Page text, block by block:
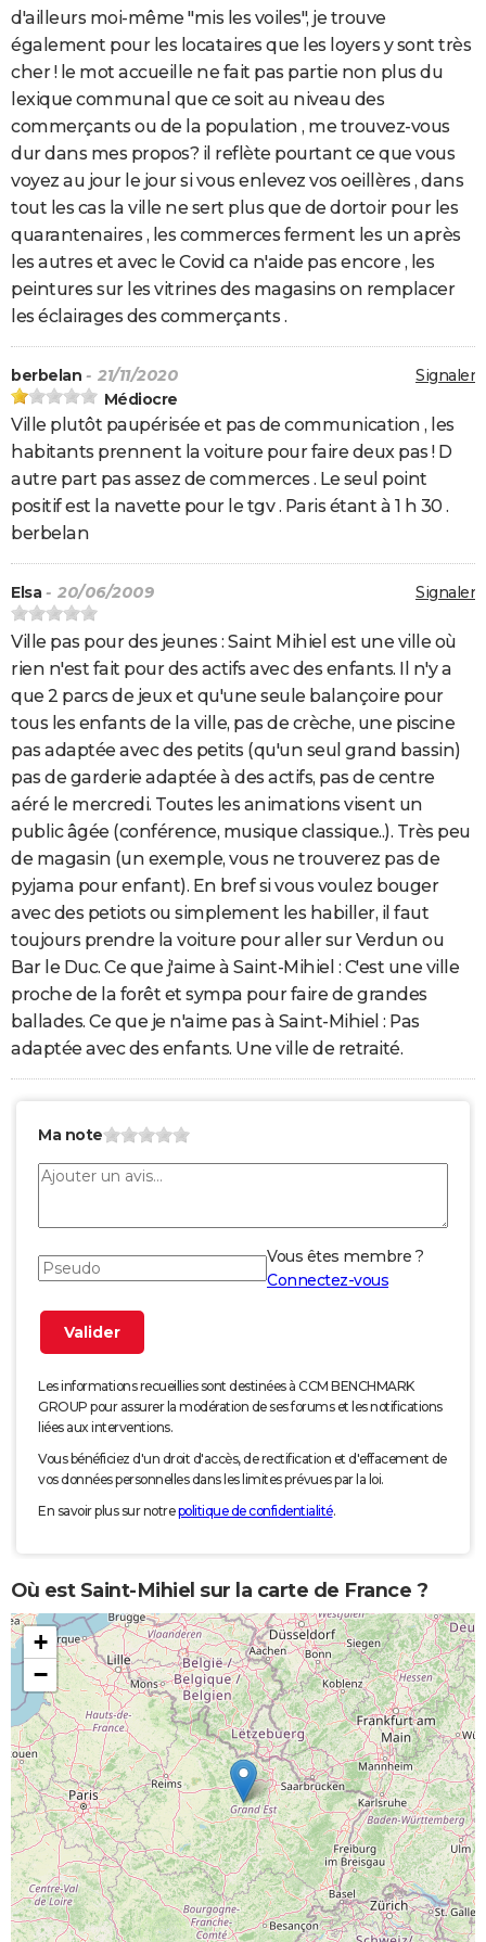
d'ailleurs moi-même "mis les voiles", je trouve
également pour les locataires que les loyers y sont très
cher ! le mot accueille ne fait pas partie non plus du
lexique communal que ce soit au niveau des
commerçants ou de la population , me trouvez-vous
dur dans mes propos? il reflète pourtant ce que vous
voyez au jour le jour si vous enlevez vos oeillères , dans
tout les cas la ville ne sert plus que de dortoir pour les
quarantenaires , les commerces ferment les un après
les autres et avec le Covid ca n'aide pas encore , les
peintures sur les vitrines des magasins on remplacer
les éclairages des commerçants .
Signaler
berbelan - 21/11/2020
Médiocre
Ville plutôt paupérisée et pas de communication , les
habitants prennent la voiture pour faire deux pas ! D
autre part pas assez de commerces . Le seul point
positif est la navette pour le tgv . Paris étant à 1 h 30 .
berbelan
Signaler
Elsa - 20/06/2009
Ville pas pour des jeunes : Saint Mihiel est une ville où
rien n'est fait pour des actifs avec des enfants. Il n'y a
que 2 parcs de jeux et qu'une seule balançoire pour
tous les enfants de la ville, pas de crèche, une piscine
pas adaptée avec des petits (qu'un seul grand bassin)
pas de garderie adaptée à des actifs, pas de centre
aéré le mercredi. Toutes les animations visent un
public âgée (conférence, musique classique..). Très peu
de magasin (un exemple, vous ne trouverez pas de
pyjama pour enfant). En bref si vous voulez bouger
avec des petiots ou simplement les habiller, il faut
toujours prendre la voiture pour aller sur Verdun ou
Bar le Duc. Ce que j'aime à Saint-Mihiel : C'est une ville
proche de la forêt et sympa pour faire de grandes
ballades. Ce que je n'aime pas à Saint-Mihiel : Pas
adaptée avec des enfants. Une ville de retraité.
Ma note
Vous êtes membre ?
Connectez-vous
Les informations recueillies sont destinées à CCM BENCHMARK
GROUP pour assurer la modération de ses forums et les notifications
liées aux interventions.
Vous bénéficiez d'un droit d'accès, de rectification et d'effacement de
vos données personnelles dans les limites prévues par la loi.
En savoir plus sur notrepolitique de confidentialité.
Où est Saint-Mihiel sur la carte de France ?
+
−